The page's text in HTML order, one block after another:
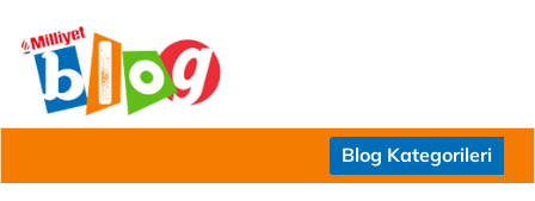
Blog Kategorileri